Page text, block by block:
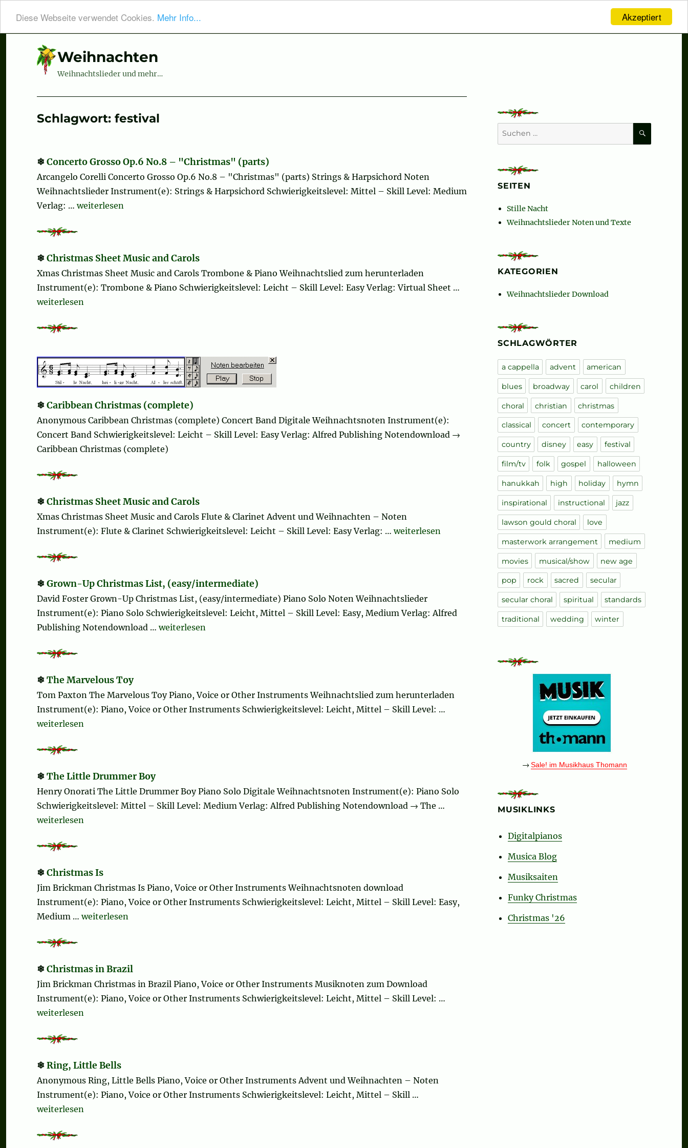
Akzeptiert
Diese Webseite verwendet Cookies. Mehr Info...
Weihnachten
Weihnachtslieder und mehr…
Schlagwort: festival
Concerto Grosso Op.6 No.8 – "Christmas" (parts)
Arcangelo Corelli Concerto Grosso Op.6 No.8 – "Christmas" (parts) Strings & Harpsichord Noten
Weihnachtslieder Instrument(e): Strings & Harpsichord Schwierigkeitslevel: Mittel – Skill Level: Medium
Verlag: …„Concerto Grosso Op.6 No.8 – "Christmas" (parts)“
weiterlesen
Christmas Sheet Music and Carols
Xmas Christmas Sheet Music and Carols Trombone & Piano Weihnachtslied zum herunterladen
Instrument(e): Trombone & Piano Schwierigkeitslevel: Leicht – Skill Level: Easy Verlag: Virtual Sheet …
„Christmas Sheet Music and Carols“
weiterlesen
Caribbean Christmas (complete)
Anonymous Caribbean Christmas (complete) Concert Band Digitale Weihnachtsnoten Instrument(e):
Concert Band Schwierigkeitslevel: Leicht – Skill Level: Easy Verlag: Alfred Publishing Notendownload →
Caribbean Christmas (complete)
Christmas Sheet Music and Carols
Xmas Christmas Sheet Music and Carols Flute & Clarinet Advent und Weihnachten – Noten
Instrument(e): Flute & Clarinet Schwierigkeitslevel: Leicht – Skill Level: Easy Verlag: …„Christmas Sheet Music and Carols“
weiterlesen
Grown-Up Christmas List, (easy/intermediate)
David Foster Grown-Up Christmas List, (easy/intermediate) Piano Solo Noten Weihnachtslieder
Instrument(e): Piano Solo Schwierigkeitslevel: Leicht, Mittel – Skill Level: Easy, Medium Verlag: Alfred
Publishing Notendownload …„Grown-Up Christmas List, (easy/intermediate)“
weiterlesen
The Marvelous Toy
Tom Paxton The Marvelous Toy Piano, Voice or Other Instruments Weihnachtslied zum herunterladen
Instrument(e): Piano, Voice or Other Instruments Schwierigkeitslevel: Leicht, Mittel – Skill Level: …
„The Marvelous Toy“
weiterlesen
The Little Drummer Boy
Henry Onorati The Little Drummer Boy Piano Solo Digitale Weihnachtsnoten Instrument(e): Piano Solo
Schwierigkeitslevel: Mittel – Skill Level: Medium Verlag: Alfred Publishing Notendownload → The …
„The Little Drummer Boy“
weiterlesen
Christmas Is
Jim Brickman Christmas Is Piano, Voice or Other Instruments Weihnachtsnoten download
Instrument(e): Piano, Voice or Other Instruments Schwierigkeitslevel: Leicht, Mittel – Skill Level: Easy,
Medium …„Christmas Is“
weiterlesen
Christmas in Brazil
Jim Brickman Christmas in Brazil Piano, Voice or Other Instruments Musiknoten zum Download
Instrument(e): Piano, Voice or Other Instruments Schwierigkeitslevel: Leicht, Mittel – Skill Level: …
„Christmas in Brazil“
weiterlesen
Ring, Little Bells
Anonymous Ring, Little Bells Piano, Voice or Other Instruments Advent und Weihnachten – Noten
Instrument(e): Piano, Voice or Other Instruments Schwierigkeitslevel: Leicht, Mittel – Skill …
„Ring, Little Bells“
weiterlesen
Suchen
nach:
SEITEN
Stille Nacht
Weihnachtslieder Noten und Texte
KATEGORIEN
Weihnachtslieder Download
SCHLAGWÖRTER
a cappella advent american
blues broadway carol children
choral christian christmas
classical concert contemporary
country disney easy festival
film/tv folk gospel halloween
hanukkah high holiday hymn
inspirational instructional jazz
lawson gould choral love
masterwork arrangement medium
movies musical/show new age
pop rock sacred secular
secular choral spiritual standards
traditional wedding winter
→Sale! im Musikhaus Thomann
MUSIKLINKS
Digitalpianos
Musica Blog
Musiksaiten
Funky Christmas
Christmas '26